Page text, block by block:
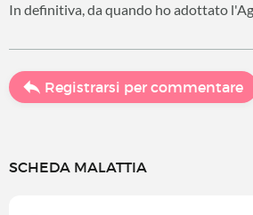
In definitiva, da quando ho adottato
Registrarsi per commentare
SCHEDA MALATTIA